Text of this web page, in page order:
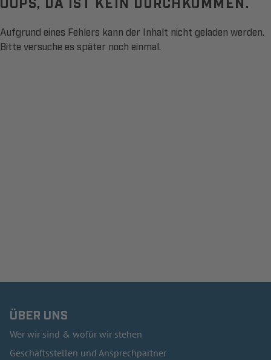
Aufgrund eines Fehlers kann der Inhalt nicht geladen werden.
Bitte versuche es später noch einmal.
ÜBER UNS
Wer wir sind & wofür wir stehen
Geschäftsstellen und Ansprechpartner